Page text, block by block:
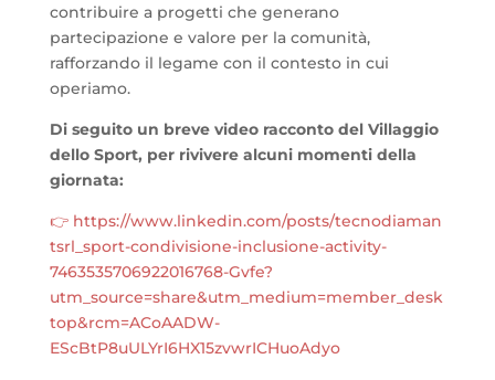
contribuire a progetti che generano
partecipazione e valore per la comunità,
rafforzando il legame con il contesto in cui
operiamo.
Di seguito un breve video racconto del Villaggio
dello Sport, per rivivere alcuni momenti della
giornata:
👉 https://www.linkedin.com/posts/tecnodiaman
tsrl_sport-condivisione-inclusione-activity-
7463535706922016768-Gvfe?
utm_source=share&utm_medium=member_desk
top&rcm=ACoAADW-
EScBtP8uULYrI6HX15zvwrICHuoAdyo